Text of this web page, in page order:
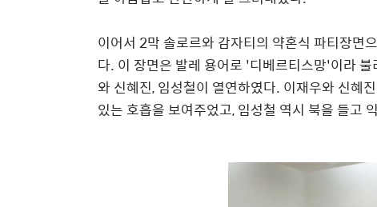
이어서 2막 솔로르와 감자티의 약혼식 파티장면
다. 이 장면은 발레 용어로 '디베르티스망'이라
와 신혜진, 임성철이 열연하였다. 이재우와 신혜
있는 호흡을 보여주었고, 임성철 역시 북을 들고